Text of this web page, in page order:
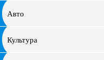
Авто
Культура